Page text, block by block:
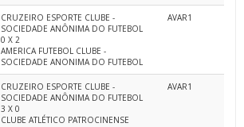
CRUZEIRO ESPORTE CLUBE -
SOCIEDADE ANÔNIMA DO FUTEBOL
0 X 2
AMERICA FUTEBOL CLUBE -
SOCIEDADE ANONIMA DO FUTEBOL
AVAR1
CRUZEIRO ESPORTE CLUBE -
SOCIEDADE ANÔNIMA DO FUTEBOL
3 X 0
CLUBE ATLÉTICO PATROCINENSE
AVAR1